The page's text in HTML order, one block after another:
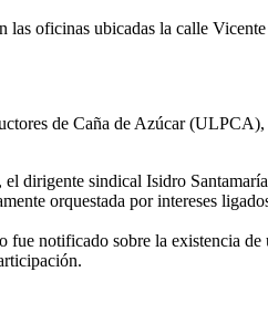
oficinas ubicadas la calle
de Caña de Azúcar
dirigente sindical Isidro
orquestada por intereses
notificado sobre la existencia